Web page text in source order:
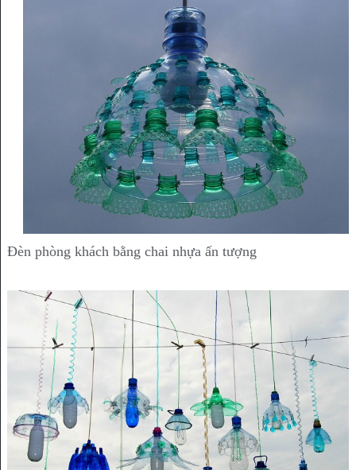
Đèn phòng khách bằng chai nhựa ấn tượng